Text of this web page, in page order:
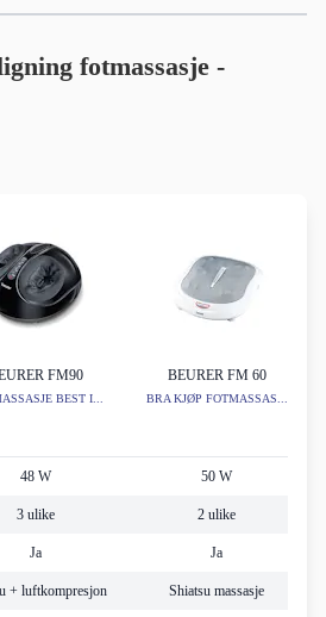
fotmassasje -
FM90
BEST I...
48 W
3 ulike
Ja
+ luftkompresjon
BEURER FM 60
BRA KJØP FOTMASSAS...
50 W
2 ulike
Ja
Shiatsu massasje